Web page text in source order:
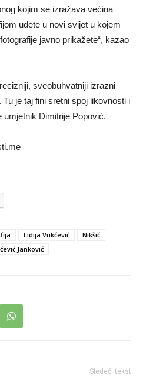
kojim se izražava većina
uđete u novi svijet u kojem
javno prikažete“, kazao
sveobuhvatniji izrazni
je taj fini sretni spoj likovnosti i
umjetnik Dimitrije Popović.
Lidija Vukčević
Nikšić
Janković
Sledeći tekst